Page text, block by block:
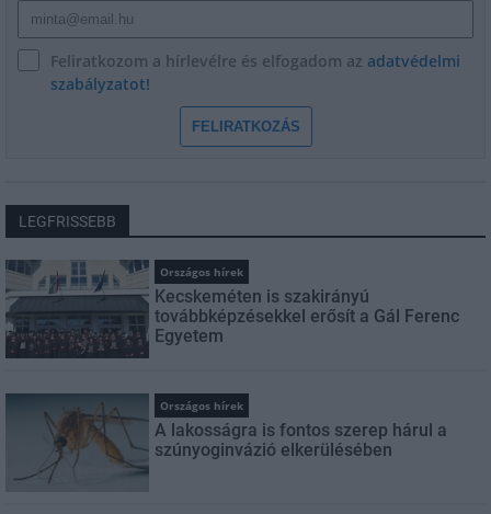
Feliratkozom a hírlevélre és elfogadom az adatvédelmi
szabályzatot!
FELIRATKOZÁS
LEGFRISSEBB
Országos hírek
Kecskeméten is szakirányú
továbbképzésekkel erősít a Gál Ferenc
Egyetem
Országos hírek
A lakosságra is fontos szerep hárul a
szúnyoginvázió elkerülésében